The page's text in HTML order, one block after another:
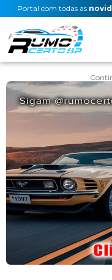
Portal com todas as